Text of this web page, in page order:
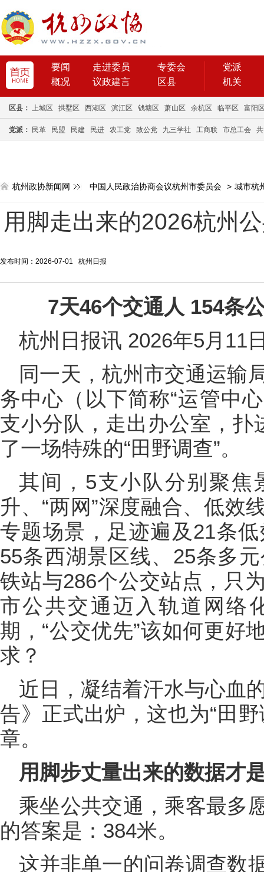
要闻 走进委员
专委会
概况
议政建言 区县
党派
机关
区县： 上城区 拱墅区 西湖区 滨江区 钱塘区 萧山区 余杭区 临平区 富阳
党派： 民革 民盟 民建 民进 农工党 致公党 九三学社 工商联 市总工会
杭州政协新闻网 中国人民政治协商会议杭州市委员会 > 城市杭
用脚走出来的2026杭州
发布时间：2026-07-01 杭州日报
7天46个交通人 154条
杭州日报讯 2026年5月11
同一天，杭州市交通运输
务中心（以下简称“运管中
支小分队，走出办公室，
了一场特殊的“田野调查”。
其间，5支小队分别聚焦
升、“两网”深度融合、低效
专题场景，足迹遍及21条
55条西湖景区线、25条多
铁站与286个公交站点，
市公共交通迈入轨道网络
期，“公交优先”该如何更好
求？
近日，凝结着汗水与心血
告》正式出炉，这也为“田
章。
用脚步丈量出来的数据才
乘坐公共交通，乘客最多
的答案是：384米。
这并非单一的问卷调查数